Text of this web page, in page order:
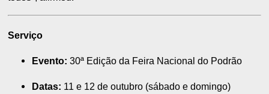
Serviço
Evento: 30ª Edição da Feira Nacional do Podrão
Datas: 11 e 12 de outubro (sábado e domingo)